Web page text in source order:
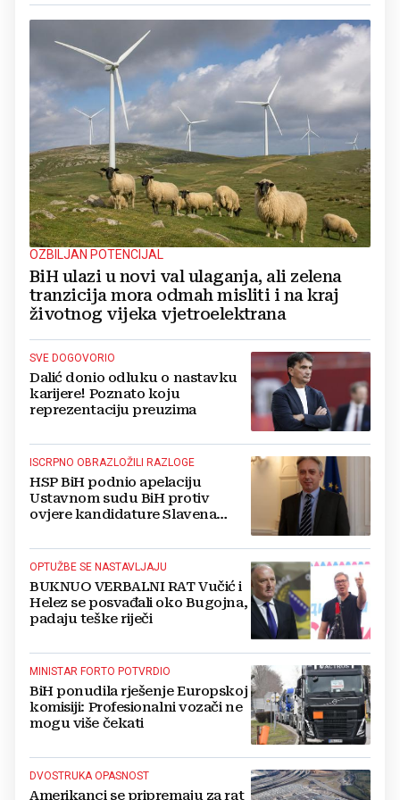
OZBILJAN POTENCIJAL
BiH ulazi u novi val ulaganja, ali zelena
tranzicija mora odmah misliti i na kraj
životnog vijeka vjetroelektrana
SVE DOGOVORIO
Dalić donio odluku o nastavku
karijere! Poznato koju
reprezentaciju preuzima
ISCRPNO OBRAZLOŽILI RAZLOGE
HSP BiH podnio apelaciju
Ustavnom sudu BiH protiv
ovjere kandidature Slavena
OPTUŽBE SE NASTAVLJAJU
BUKNUO VERBALNI RAT Vučić i
Helez se posvađali oko Bugojna,
padaju teške riječi
MINISTAR FORTO POTVRDIO
BiH ponudila rješenje Europskoj
komisiji: Profesionalni vozači ne
mogu više čekati
DVOSTRUKA OPASNOST
Amerikanci se pripremaju za rat